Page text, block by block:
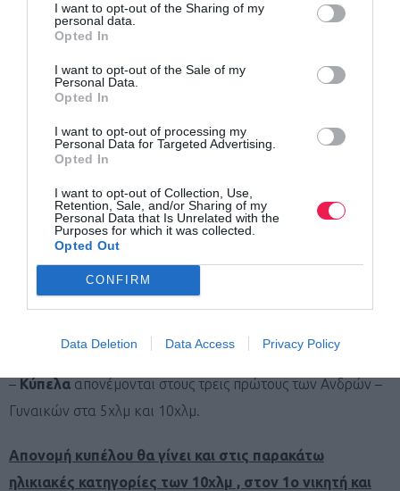
I want to opt-out of the Sharing of my
personal data.
Opted In
I want to opt-out of the Sale of my
Personal Data.
Opted In
I want to opt-out of processing my
Personal Data for Targeted Advertising.
Opted In
I want to opt-out of Collection, Use,
Retention, Sale, and/or Sharing of my
Personal Data that Is Unrelated with the
Purposes for which it was collected.
Opted Out
CONFIRM
Data Deletion Data Access Privacy Policy
ALPHA BANK IBAN: GR16 0140 7380 7380 0200
2008 686
9404 0030 367
Μόλις η συνδρομή φανεί στο σύστημα, θα σας αποσταλεί e
mail με επιβεβαίωση της εγγραφής σας, απόδειξη και
ΣΤΑΘΜΟΙ ΑΝΕΦΟΔΙΑΣΜΟΥ ΚΑΙ ΥΠΟΣΤΗΡΙΞΗΣ
ΑΘΛΗΤΩΝ
Παροχή νερού στους σταθμούς όπως και μικρογευμάτων
στον τερματισμό.
ΕΠΑΘΛΑ
– Κύπελα απονέμονται στους τρεις πρώτους των Ανδρών –
Γυναικών στα 5χλμ και 10χλμ.
Απονομή κυπέλου θα γίνει και στις παρακάτω
ηλικιακές κατηγορίες των 10χλμ , στον 1ο νικητή και